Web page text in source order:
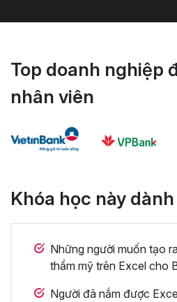
Top doanh nghiệp
nhân viên
Khóa học này
Những người muốn tạo
thẩm mỹ trên Excel cho
Người đã nắm được